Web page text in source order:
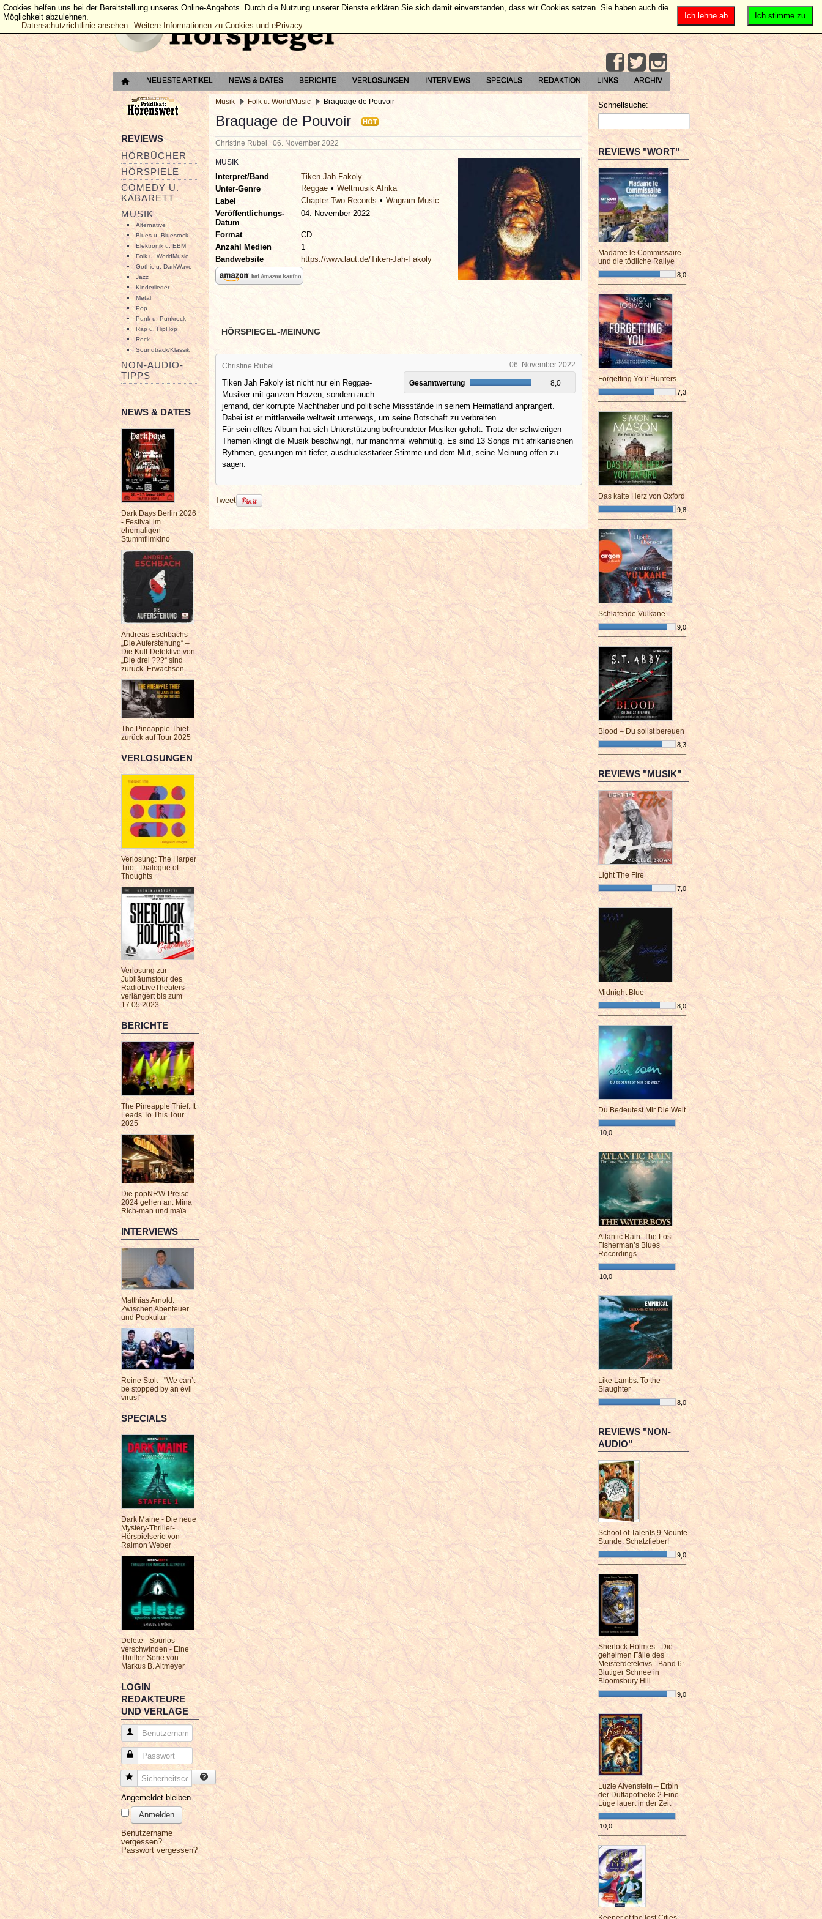
NEUESTE ARTIKEL NEWS & DATES BERICHTE VERLOSUNGEN INTERVIEWS SPECIALS REDAKTION LINKS ARCHIV
REVIEWS
HÖRBÜCHER
HÖRSPIELE
COMEDY U.
KABARETT
MUSIK
Alternative
Blues u. Bluesrock
Elektronik u. EBM
Folk u. WorldMusic
Gothic u. DarkWave
Jazz
Kinderlieder
Metal
Pop
Punk u. Punkrock
Rap u. HipHop
Rock
Soundtrack/Klassik
NON-AUDIO-
TIPPS
NEWS & DATES
Dark Days Berlin 2026
- Festival im
ehemaligen
Stummfilmkino
Andreas Eschbachs
„Die Auferstehung“ –
Die Kult-Detektive von
„Die drei ???“ sind
zurück. Erwachsen.
The Pineapple Thief
zurück auf Tour 2025
VERLOSUNGEN
Verlosung: The Harper
Trio - Dialogue of
Thoughts
Verlosung zur
Jubiläumstour des
RadioLiveTheaters
verlängert bis zum
17.05.2023
BERICHTE
The Pineapple Thief: It
Leads To This Tour
2025
Die popNRW-Preise
2024 gehen an: Mina
Rich-man und maïa
INTERVIEWS
Matthias Arnold:
Zwischen Abenteuer
und Popkultur
Roine Stolt - "We can’t
be stopped by an evil
virus!"
SPECIALS
Dark Maine - Die neue
Mystery-Thriller-
Hörspielserie von
Raimon Weber
Delete - Spurlos
verschwinden - Eine
Thriller-Serie von
Markus B. Altmeyer
LOGIN
REDAKTEURE
UND VERLAGE
Benutzername
Passwort
Sicherheitscode
Angemeldet bleiben
Anmelden
Benutzername
vergessen?
Passwort vergessen?
Musik Folk u. WorldMusic Braquage de Pouvoir
Braquage de Pouvoir HOT
Christine Rubel 06. November 2022
MUSIK
Interpret/Band
Tiken Jah Fakoly
Unter-Genre
Reggae
Weltmusik Afrika
Label
Chapter Two Records
Wagram Music
Veröffentlichungs-
Datum
04. November 2022
Format
CD
Anzahl Medien
1
Bandwebsite
https://www.laut.de/Tiken-Jah-Fakoly
HÖRSPIEGEL-MEINUNG
06. November 2022
Christine Rubel
Gesamtwertung 8,0
Tiken Jah Fakoly ist nicht nur ein Reggae-
Musiker mit ganzem Herzen, sondern auch
jemand, der korrupte Machthaber und politische Missstände in seinem Heimatland anprangert.
Dabei ist er mittlerweile weltweit unterwegs, um seine Botschaft zu verbreiten.
Für sein elftes Album hat sich Unterstützung befreundeter Musiker geholt. Trotz der schwierigen
Themen klingt die Musik beschwingt, nur manchmal wehmütig. Es sind 13 Songs mit afrikanischen
Rythmen, gesungen mit tiefer, ausdrucksstarker Stimme und dem Mut, seine Meinung offen zu
sagen.
Tweet
Schnellsuche:
REVIEWS "WORT"
Madame le Commissaire
und die tödliche Rallye
8,0
¯¯¯¯¯¯¯¯¯¯¯¯¯¯¯¯¯¯¯¯¯¯¯¯
Forgetting You: Hunters
7,3
¯¯¯¯¯¯¯¯¯¯¯¯¯¯¯¯¯¯¯¯¯¯¯¯
Das kalte Herz von Oxford
9,8
¯¯¯¯¯¯¯¯¯¯¯¯¯¯¯¯¯¯¯¯¯¯¯¯
Schlafende Vulkane
9,0
¯¯¯¯¯¯¯¯¯¯¯¯¯¯¯¯¯¯¯¯¯¯¯¯
Blood – Du sollst bereuen
8,3
¯¯¯¯¯¯¯¯¯¯¯¯¯¯¯¯¯¯¯¯¯¯¯¯
REVIEWS "MUSIK"
Light The Fire
7,0
¯¯¯¯¯¯¯¯¯¯¯¯¯¯¯¯¯¯¯¯¯¯¯¯
Midnight Blue
8,0
¯¯¯¯¯¯¯¯¯¯¯¯¯¯¯¯¯¯¯¯¯¯¯¯
Du Bedeutest Mir Die Welt
10,0
¯¯¯¯¯¯¯¯¯¯¯¯¯¯¯¯¯¯¯¯¯¯¯¯
Atlantic Rain: The Lost
Fisherman’s Blues
Recordings
10,0
¯¯¯¯¯¯¯¯¯¯¯¯¯¯¯¯¯¯¯¯¯¯¯¯
Like Lambs: To the
Slaughter
8,0
¯¯¯¯¯¯¯¯¯¯¯¯¯¯¯¯¯¯¯¯¯¯¯¯
REVIEWS "NON-
AUDIO"
School of Talents 9 Neunte
Stunde: Schatzfieber!
9,0
¯¯¯¯¯¯¯¯¯¯¯¯¯¯¯¯¯¯¯¯¯¯¯¯
Sherlock Holmes - Die
geheimen Fälle des
Meisterdetektivs - Band 6:
Blutiger Schnee in
Bloomsbury Hill
9,0
¯¯¯¯¯¯¯¯¯¯¯¯¯¯¯¯¯¯¯¯¯¯¯¯
Luzie Alvenstein – Erbin
der Duftapotheke 2 Eine
Lüge lauert in der Zeit
10,0
¯¯¯¯¯¯¯¯¯¯¯¯¯¯¯¯¯¯¯¯¯¯¯¯
Ich stimme zu
Ich lehne ab
Cookies helfen uns bei der Bereitstellung unseres Online-Angebots. Durch die Nutzung unserer Dienste erklären Sie sich damit einverstanden, dass wir Cookies setzen. Sie haben auch die
Möglichkeit abzulehnen.
Datenschutzrichtlinie ansehen
Weitere Informationen zu Cookies und ePrivacy